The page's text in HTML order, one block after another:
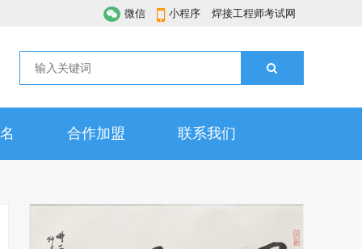
微信 小程序 焊接工程师考试网
合作加盟 联系我们